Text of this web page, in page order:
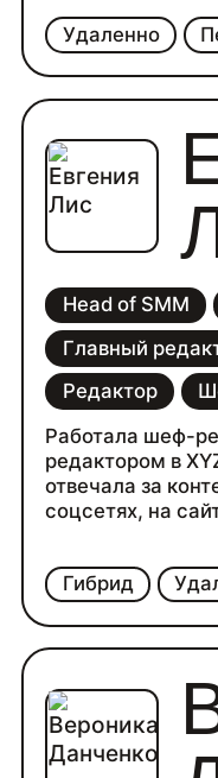
Удаленно
понятен
действию.
сайта — в
Отредактирую
работал на
читателю.
Гибрид
Head of SMM
Главный
Редактор
Работала шеф-
редактором в
отвечала за
соцсетях, на